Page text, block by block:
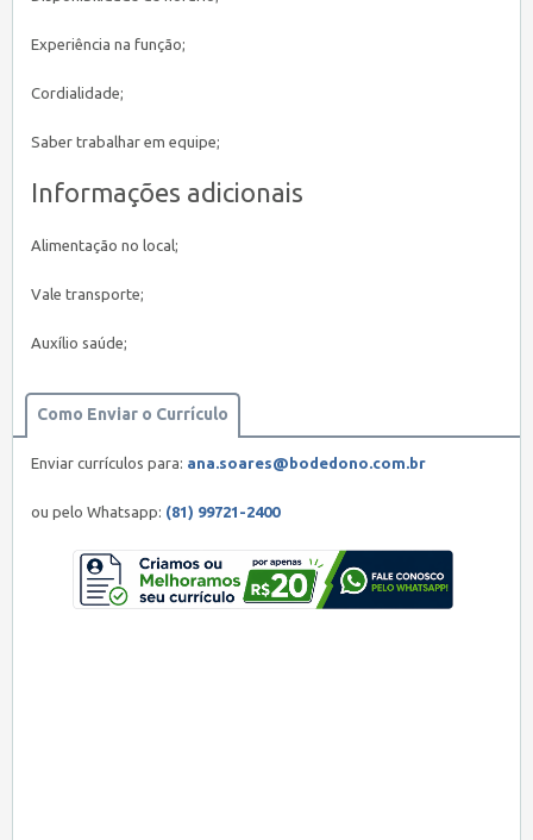
Experiência na função;
Cordialidade;
Saber trabalhar em equipe;
Informações adicionais
Alimentação no local;
Vale transporte;
Auxílio saúde;
Como Enviar o Currículo
Enviar currículos para: ana.soares@bodedono.com.br
ou pelo Whatsapp: (81) 99721-2400